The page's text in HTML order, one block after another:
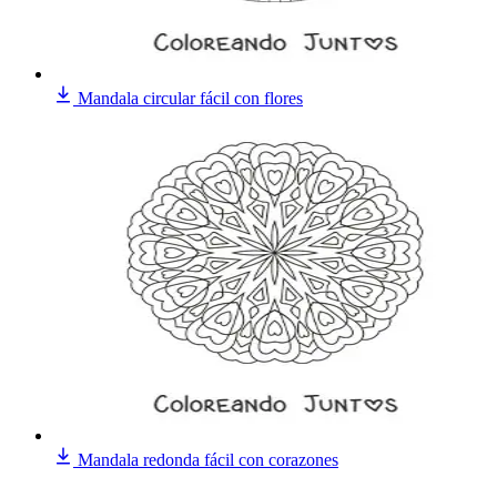
Mandala circular fácil con flores
Mandala redonda fácil con corazones